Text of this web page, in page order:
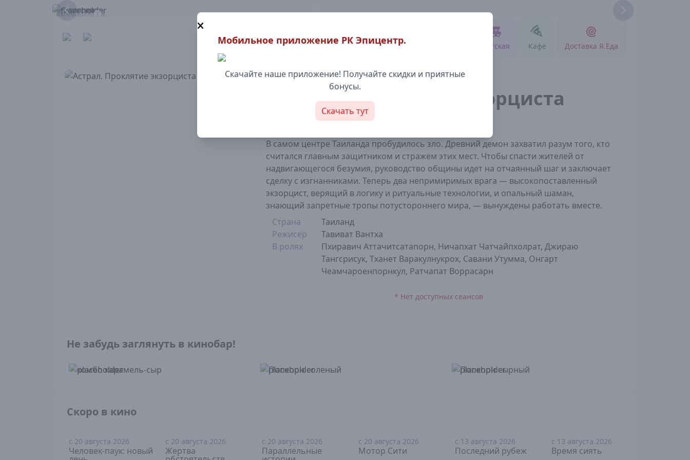
Реклама
Кинотеатр Боулинг/Бильярд Детская Кафе Доставка Я.Еда
Астрал. Проклятие экзорциста
В самом центре Таиланда пробудилось зло. Древний демон захватил разум того, кто
считался главным защитником и стражем этих мест. Чтобы спасти жителей от
надвигающегося безумия, руководство общины идет на отчаянный шаг и заключает
сделку с изгнанниками. Теперь два непримиримых врага — высокопоставленный
экзорцист, верящий в логику и ритуальные технологии, и опальный шаман,
знающий запретные тропы потустороннего мира, — вынуждены работать вместе.
Страна
Таиланд
Режисер
Тавиват Вантха
В ролях
Пхиравич Аттачитсатапорн, Ничапхат Чатчайпхолрат, Джираю
Тангсрисук, Тханет Варакулнукрох, Савани Утумма, Онгарт
Чеамчароенпорнкул, Ратчапат Воррасарн
* Нет доступных сеансов
Не забудь заглянуть в кинобар!
Скоро в кино
16+
с 20 августа 2026
Человек-паук: новый
18+
с 20 августа 2026
Жертва
18+
с 20 августа 2026
Параллельные
18+
с 20 августа 2026
Мотор Сити
18+
с 13 августа 2026
Последний рубеж
12+
с 13 августа 2026
Время сиять
Мобильное приложение РК Эпицентр.
Скачайте наше приложение! Получайте скидки и приятные
бонусы.
Скачать тут